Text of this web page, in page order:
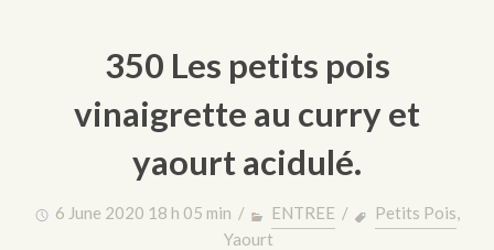
350 Les petits pois
vinaigrette au curry et
yaourt acidulé.
6 June 2020 18 h 05 min / ENTREE / Petits Pois,
Yaourt